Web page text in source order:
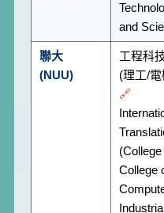
and
聯大
(NUU)
工程科
(理工/
🔗
College